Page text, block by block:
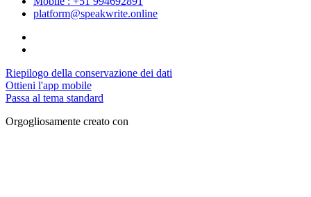
platform@speakwrite.online
Riepilogo della conservazione dei dati
Ottieni l'app mobile
Passa al tema standard
Orgogliosamente creato con